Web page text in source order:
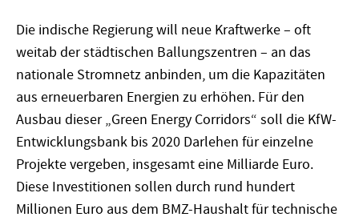
Die indische Regierung will neue Kraftwerke – oft
weitab der städtischen Ballungszentren – an das
nationale Stromnetz anbinden, um die Kapazitäten
aus erneuerbaren Energien zu erhöhen. Für den
Ausbau dieser „Green Energy Corridors“ soll die KfW-
Entwicklungsbank bis 2020 Darlehen für einzelne
Projekte vergeben, insgesamt eine Milliarde Euro.
Diese Investitionen sollen durch rund hundert
Millionen Euro aus dem BMZ-Haushalt für technische